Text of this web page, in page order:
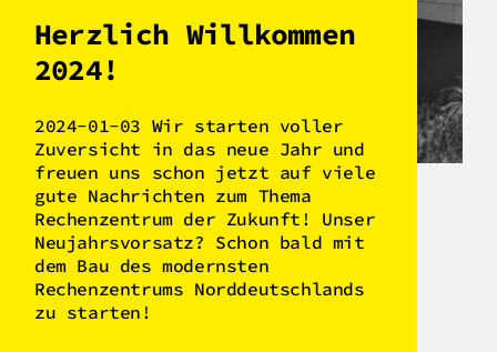
Herzlich Willkommen
2024!
2024-01-03 Wir starten voller
Zuversicht in das neue Jahr und
freuen uns schon jetzt auf viele
gute Nachrichten zum Thema
Rechenzentrum der Zukunft! Unser
Neujahrsvorsatz? Schon bald mit
dem Bau des modernsten
Rechenzentrums Norddeutschlands
zu starten!